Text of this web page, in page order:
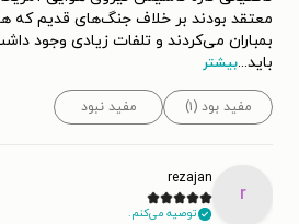
معتقد بودند بر خلاف جنگ‌های قدیم که
بمباران می‌کردند و تلفات زیادی وجود
باید...بیشتر
مفید بود (۱) مفید نبود
r
rezajan
توصیه می‌کنم.